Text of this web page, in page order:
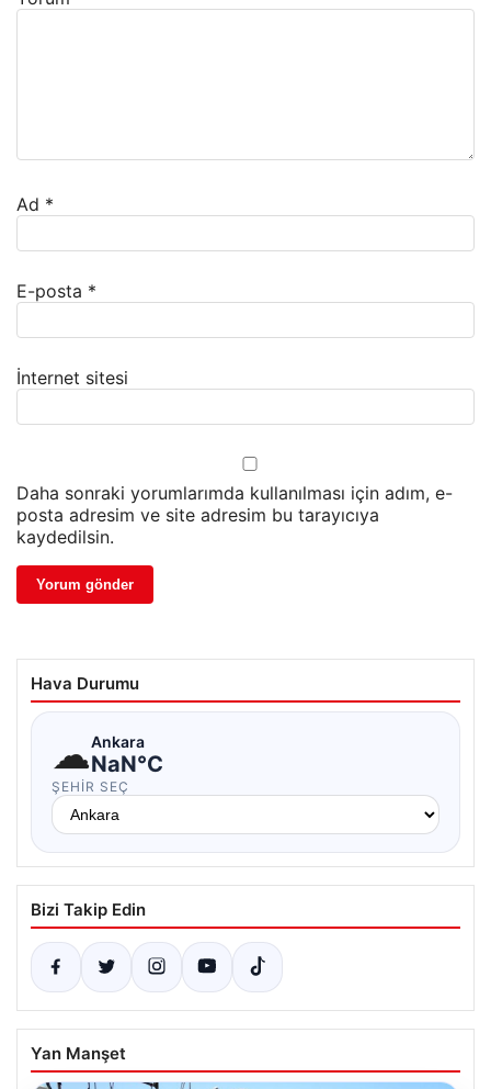
Ad *
E-posta *
İnternet sitesi
Daha sonraki yorumlarımda kullanılması için adım, e-
posta adresim ve site adresim bu tarayıcıya
kaydedilsin.
Hava Durumu
☁Ankara
NaN°C
ŞEHIR SEÇ
Bizi Takip Edin
Yan Manşet